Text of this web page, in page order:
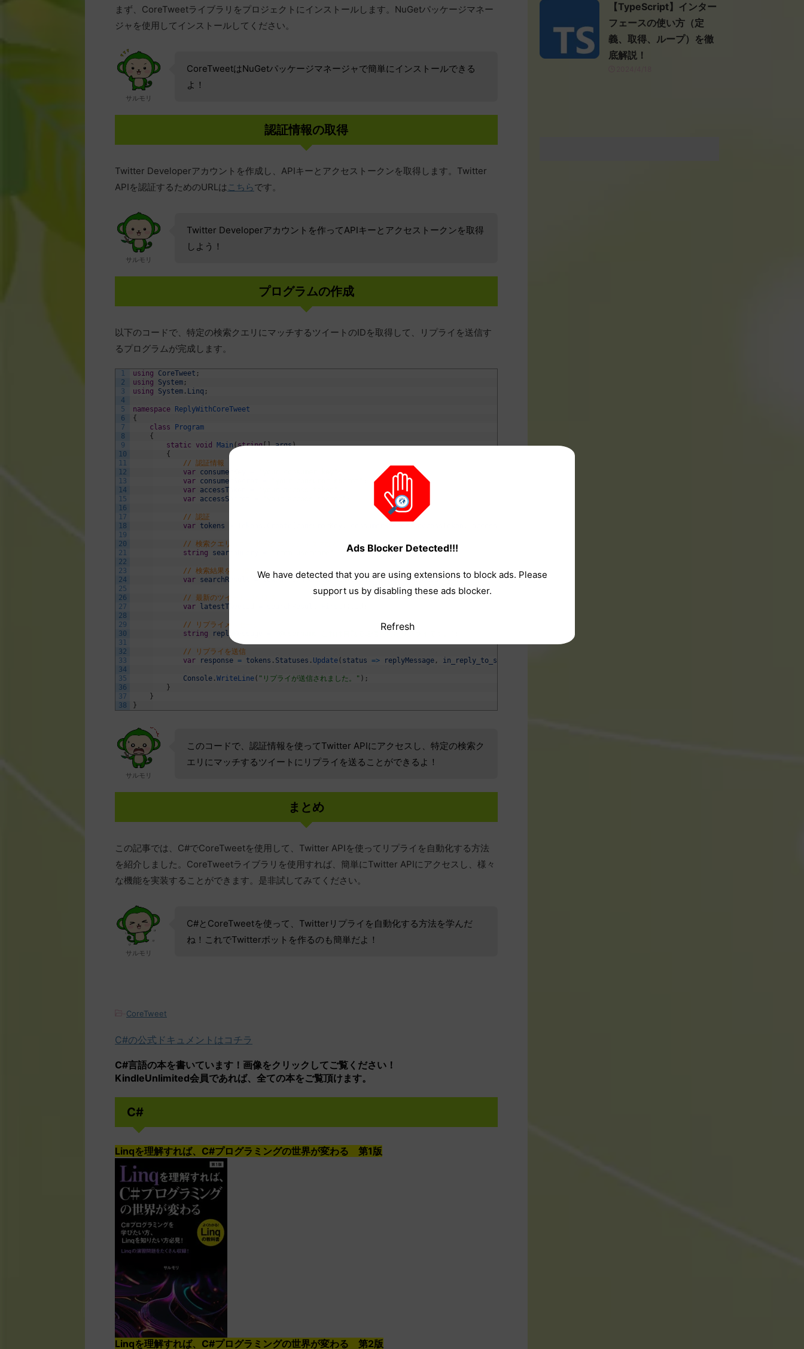
まず、CoreTweetライブラリをプロジェクトにインストールします。NuGetパッケージマネー
ジャを使用してインストールしてください。
サルモリ
CoreTweetはNuGetパッケージマネージャで簡単にインストールできる
よ！
認証情報の取得
Twitter Developerアカウントを作成し、APIキーとアクセストークンを取得します。Twitter
APIを認証するためのURLは こちらです。
サルモリ
Twitter Developerアカウントを作ってAPIキーとアクセストークンを取得
しよう！
プログラムの作成
以下のコードで、特定の検索クエリにマッチするツイートのIDを取得して、リプライを送信す
るプログラムが完成します。
1
2
3
4
5
6
7
8
9
10
11
12
13
14
15
16
17
18
19
20
21
22
23
24
25
26
27
28
29
30
31
32
33
34
35
36
37
38
using CoreTweet ;
using
System ;
using
System . Linq ;
namespace ReplyWithCoreTweet
{
class
Program
{
static
void Main ( string[] args)
{
// 認証情報
var consumerKey
var consumerSecret
var accessToken
var accessSecret
// 認証
var tokens
// 検索クエリ（ユーザー名、ハッシュタグなど）
string
searchQuery
// 検索結果を2件取得
var searchResult tokens .Search.Tweets(count : 2, q: searchQuery);
// 最新のツイートIDを取得
var latestTweetId
// リプライメッセージ
string
replyMessage "@username これは自動で送信されたリプライです。"
// リプライを送信
var
response = tokens . Statuses . Update( status => replyMessage , in_reply_to_status_id
Console . WriteLine( "リプライが送信されました。" ) ;
}
}
}
サルモリ
このコードで、認証情報を使ってTwitter APIにアクセスし、特定の検索ク
エリにマッチするツイートにリプライを送ることができるよ！
まとめ
この記事では、C#でCoreTweetを使用して、Twitter APIを使ってリプライを自動化する方法
を紹介しました。CoreTweetライブラリを使用すれば、簡単にTwitter APIにアクセスし、様々
な機能を実装することができます。是非試してみてください。
サルモリ
C#とCoreTweetを使って、Twitterリプライを自動化する方法を学んだ
ね！これでTwitterボットを作るのも簡単だよ！
CoreTweet
C#の公式ドキュメントはコチラ
C#言語の本を書いています！画像をクリックしてご覧ください！
KindleUnlimited会員であれば、全ての本をご覧頂けます。
C#
Linqを理解すれば、C#プログラミングの世界が変わる 第1版
Linqを理解すれば、C#プログラミングの世界が変わる 第2版
【TypeScript】インター
フェースの使い方（定
義、取得、ループ）を徹
底解説！
Ads Blocker Detected!!!
We have detected that you are using extensions to block ads. Please
support us by disabling these ads blocker.
Refresh